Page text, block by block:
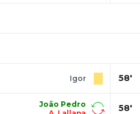
58'
Igor
58'
João Pedro